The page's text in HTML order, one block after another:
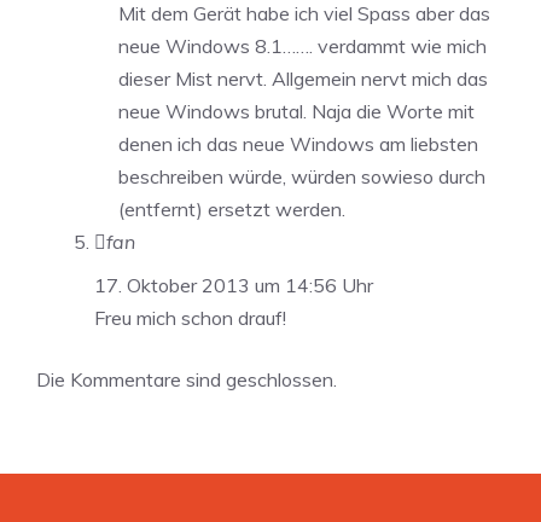
Mit dem Gerät habe ich viel Spass aber das
neue Windows 8.1……. verdammt wie mich
dieser Mist nervt. Allgemein nervt mich das
neue Windows brutal. Naja die Worte mit
denen ich das neue Windows am liebsten
beschreiben würde, würden sowieso durch
(entfernt) ersetzt werden.
fan
17. Oktober 2013 um 14:56 Uhr
Freu mich schon drauf!
Die Kommentare sind geschlossen.